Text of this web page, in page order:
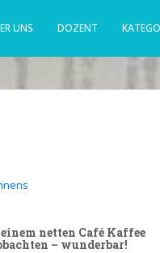
UNS DOZENT
netten Café Kaffee
– wunderbar!